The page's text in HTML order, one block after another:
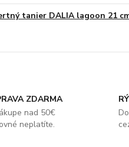
tanier DALIA lagoon 21
ZDARMA
nad 50€
neplatíte.